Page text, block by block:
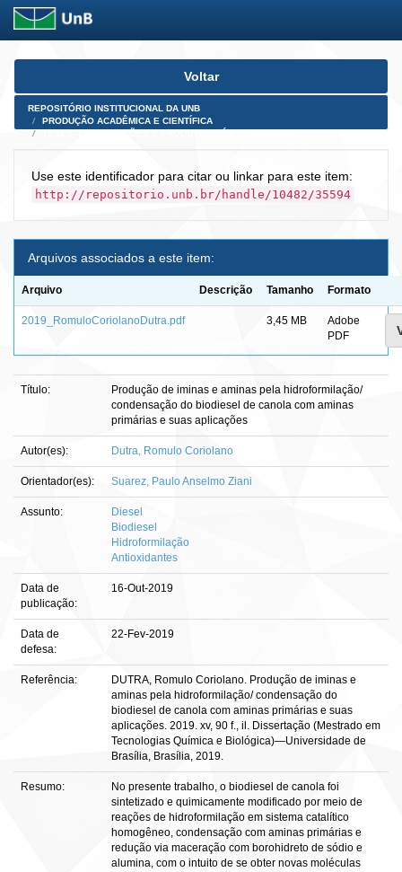
Skip
Voltar
REPOSITÓRIO INSTITUCIONAL DA UNB
PRODUÇÃO ACADÊMICA E CIENTÍFICA
Use este identificador para citar ou linkar para este item:
http://repositorio.unb.br/handle/10482/35594
Arquivos associados a este item:
Arquivo Descrição Tamanho Formato
2019_RomuloCoriolanoDutra.pdf 3,45 MB
Adobe
PDF
Título:
Produção de iminas e aminas pela hidroformilação/
condensação do biodiesel de canola com aminas
primárias e suas aplicações
Autor(es): Dutra, Romulo Coriolano
Orientador(es): Suarez, Paulo Anselmo Ziani
Assunto:
Diesel
Biodiesel
Hidroformilação
Antioxidantes
Data de
publicação:
16-Out-2019
Data de
defesa:
22-Fev-2019
Referência:
DUTRA, Romulo Coriolano. Produção de iminas e
aminas pela hidroformilação/ condensação do
biodiesel de canola com aminas primárias e suas
aplicações. 2019. xv, 90 f., il. Dissertação (Mestrado em
Tecnologias Química e Biológica)—Universidade de
Brasília, Brasília, 2019.
Resumo:
No presente trabalho, o biodiesel de canola foi
sintetizado e quimicamente modificado por meio de
reações de hidroformilação em sistema catalítico
homogêneo, condensação com aminas primárias e
redução via maceração com borohidreto de sódio e
alumina, com o intuito de se obter novas moléculas